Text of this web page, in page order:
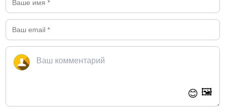
😊 🖼️